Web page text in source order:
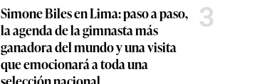
Simone Biles en Lima: paso a paso,
la agenda de la gimnasta más
ganadora del mundo y una visita
que emocionará a toda una
3